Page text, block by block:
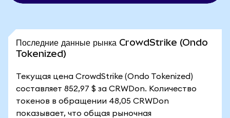
Последние данные рынка CrowdStrike (Ondo
Tokenized)
Текущая цена CrowdStrike (Ondo Tokenized)
составляет 852,97 $ за CRWDon. Количество
токенов в обращении 48,05 CRWDon
показывает, что общая рыночная